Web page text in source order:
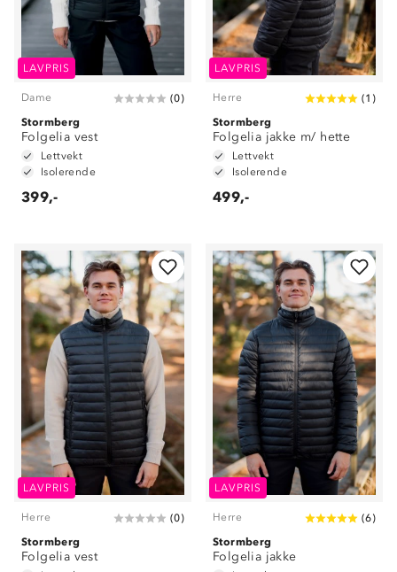
LAVPRIS
Dame (0)
Stormberg
Folgelia vest
Lettvekt
Isolerende
399,-
LAVPRIS
Herre (1 )
Stormberg
Folgelia jakke m/ hette
Lettvekt
Isolerende
499,-
LAVPRIS
Herre (0)
Stormberg
Folgelia vest
LAVPRIS
Herre (6)
Stormberg
Folgelia jakke